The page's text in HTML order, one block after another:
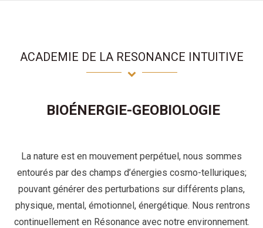
ACADEMIE DE LA RESONANCE INTUITIVE
BIOÉNERGIE-GEOBIOLOGIE
La nature est en mouvement perpétuel, nous sommes
entourés par des champs d’énergies cosmo-telluriques;
pouvant générer des perturbations sur différents plans,
physique, mental, émotionnel, énergétique. Nous rentrons
continuellement en Résonance avec notre environnement.